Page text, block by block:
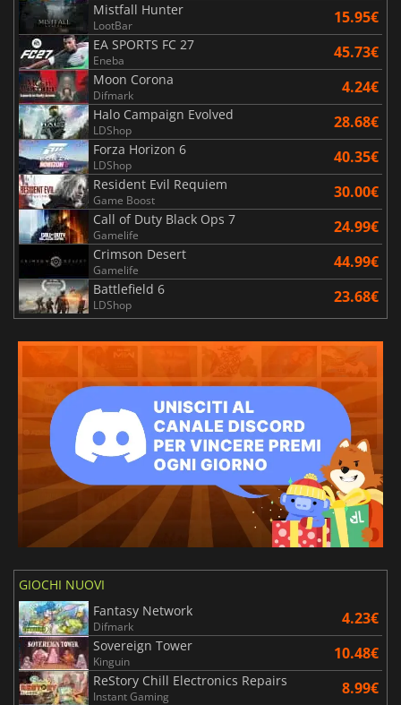
Mistfall Hunter
LootBar 15.95€
EA SPORTS FC 27
Eneba 45.73€
Moon Corona
Difmark 4.24€
Halo Campaign Evolved
LDShop 28.68€
Forza Horizon 6
LDShop 40.35€
Resident Evil Requiem
Game Boost 30.00€
Call of Duty Black Ops 7
Gamelife 24.99€
Crimson Desert
Gamelife 44.99€
Battlefield 6
LDShop 23.68€
GIOCHI NUOVI
Fantasy Network
Difmark 4.23€
Sovereign Tower
Kinguin 10.48€
ReStory Chill Electronics Repairs
Instant Gaming 8.99€